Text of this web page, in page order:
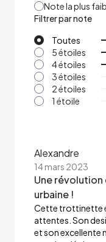
Note la plus
Filtrer par note
Toutes
5 étoiles
4 étoiles
3 étoiles
2 étoiles
1 étoile
Alexandre
14 mars 2023
Une
urbaine !
Cette trottinette
attentes. Son
et son excellente